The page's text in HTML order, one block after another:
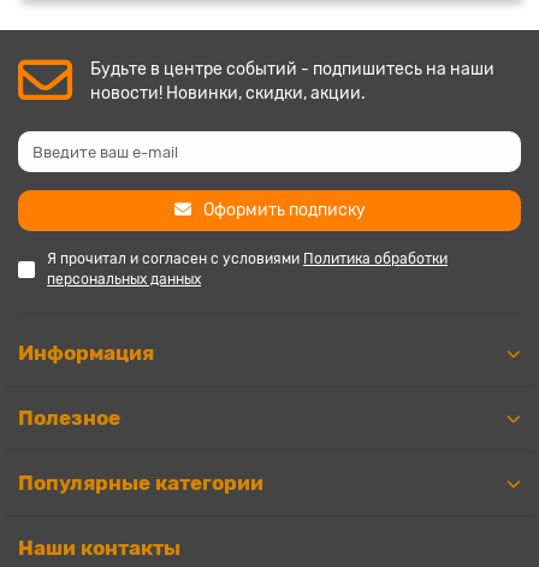
Будьте в центре событий - подпишитесь на наши
новости! Новинки, скидки, акции.
Оформить подписку
Я прочитал и согласен с условиями Политика обработки
персональных данных
Информация
Полезное
Популярные категории
Наши контакты